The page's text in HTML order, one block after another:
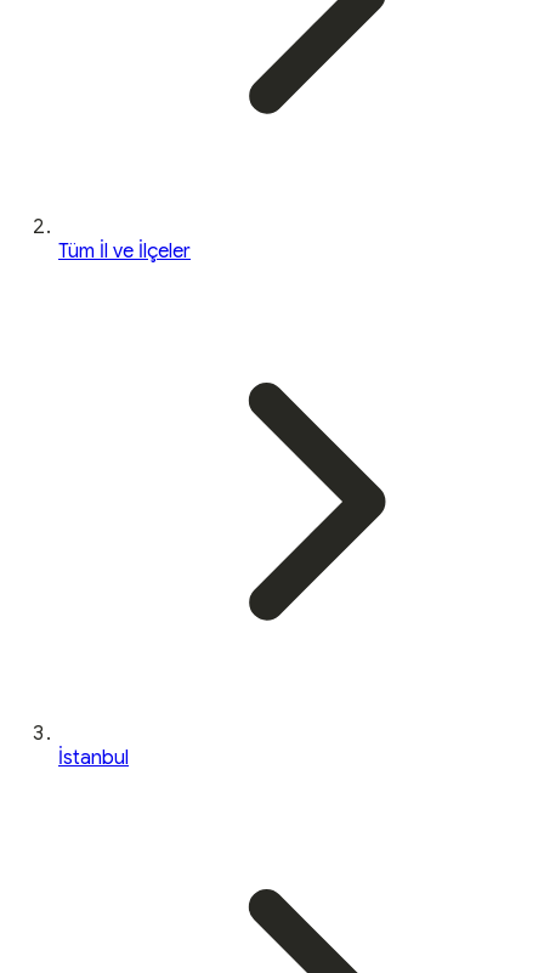
Tüm İl ve İlçeler
İstanbul